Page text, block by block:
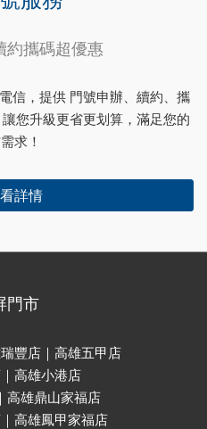
約攜碼超優惠
信，提供 門號申辦、續約、攜
您升級更省更划算，滿足您的
求！
詳情
門市
豐店｜高雄五甲店
高雄小港店
高雄鼎山家福店
高雄鳳甲家福店